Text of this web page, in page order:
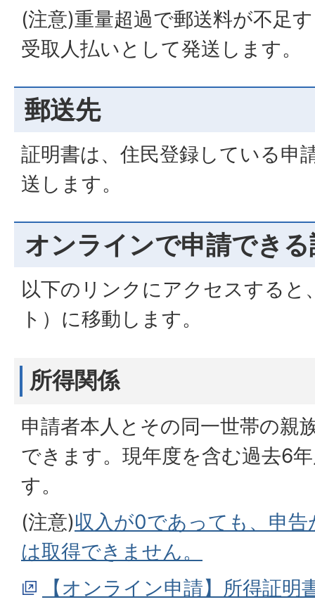
(注意)重量超過で郵送料が不足
受取人払いとして発送します。
郵送先
証明書は、住民登録している申
送します。
オンラインで申請でき
以下のリンクにアクセスすると
ト）に移動します。
所得関係
申請者本人とその同一世帯の親
できます。現年度を含む過去6
す。
(注意)収入が0であっても、申
は取得できません。
【オンライン申請】所得証明